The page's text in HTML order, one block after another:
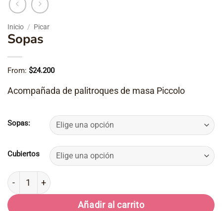
Inicio / Picar
Sopas
From: $24.200
Acompañada de palitroques de masa Piccolo
Sopas:
Cubiertos
Sopas cantidad
Añadir al carrito